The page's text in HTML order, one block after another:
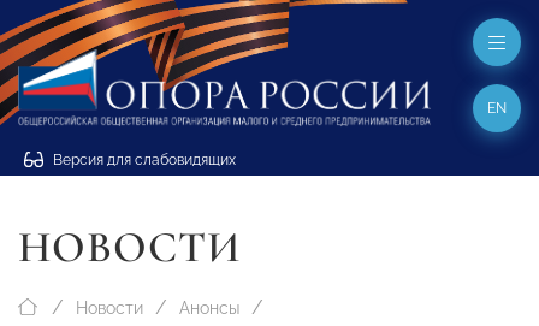
Версия для слабовидящих
EN
НОВОСТИ
Новости Анонсы